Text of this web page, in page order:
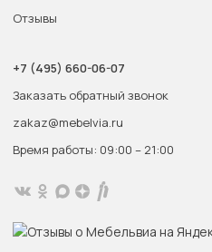
Отзывы
+7 (495) 660-06-07
Заказать обратный звонок
zakaz@mebelvia.ru
Время работы: 09:00 – 21:00